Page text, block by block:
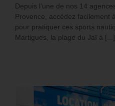
Depuis l'une de nos 14
Provence, accédez facilement
pour pratiquer ces sports
Martigues, la plage du Jaï à [...]